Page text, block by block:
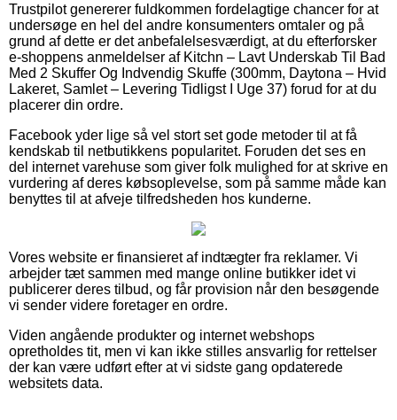
Trustpilot genererer fuldkommen fordelagtige chancer for at
undersøge en hel del andre konsumenters omtaler og på
grund af dette er det anbefalelsesværdigt, at du efterforsker
e-shoppens anmeldelser af Kitchn – Lavt Underskab Til Bad
Med 2 Skuffer Og Indvendig Skuffe (300mm, Daytona – Hvid
Lakeret, Samlet – Levering Tidligst I Uge 37) forud for at du
placerer din ordre.
Facebook yder lige så vel stort set gode metoder til at få
kendskab til netbutikkens popularitet. Foruden det ses en
del internet varehuse som giver folk mulighed for at skrive en
vurdering af deres købsoplevelse, som på samme måde kan
benyttes til at afveje tilfredsheden hos kunderne.
Vores website er finansieret af indtægter fra reklamer. Vi
arbejder tæt sammen med mange online butikker idet vi
publicerer deres tilbud, og får provision når den besøgende
vi sender videre foretager en ordre.
Viden angående produkter og internet webshops
opretholdes tit, men vi kan ikke stilles ansvarlig for rettelser
der kan være udført efter at vi sidste gang opdaterede
websitets data.